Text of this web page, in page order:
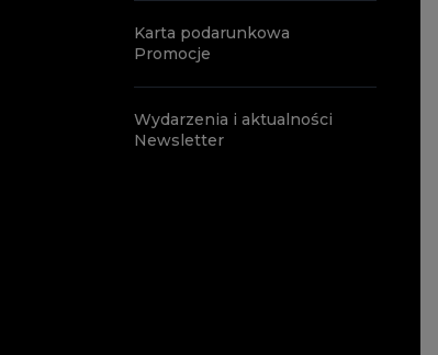
Karta podarunkowa
Promocje
Wydarzenia i aktualności
Newsletter